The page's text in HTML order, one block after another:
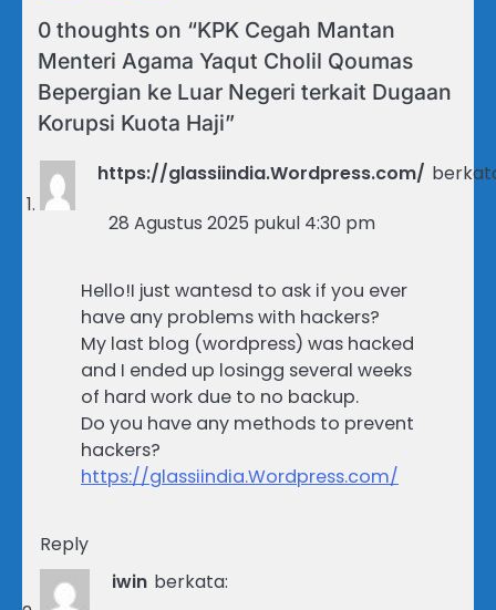
0 thoughts on “KPK Cegah Mantan
Menteri Agama Yaqut Cholil Qoumas
Bepergian ke Luar Negeri terkait Dugaan
Korupsi Kuota Haji”
https://glassiindia.Wordpress.com/
28 Agustus 2025 pukul 4:30 pm
Hello!I just wantesd to ask if you ever
have any problems with hackers?
My last blog (wordpress) was hacked
and I ended up losingg several weeks
of hard work due to no backup.
Do you have any methods to prevent
hackers?
https://glassiindia.Wordpress.com/
Reply
iwin berkata: